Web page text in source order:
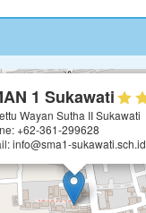
1 Sukawati
Wayan Sutha II Sukawati
+62-361-299628
info@sma1-sukawati.sch.id